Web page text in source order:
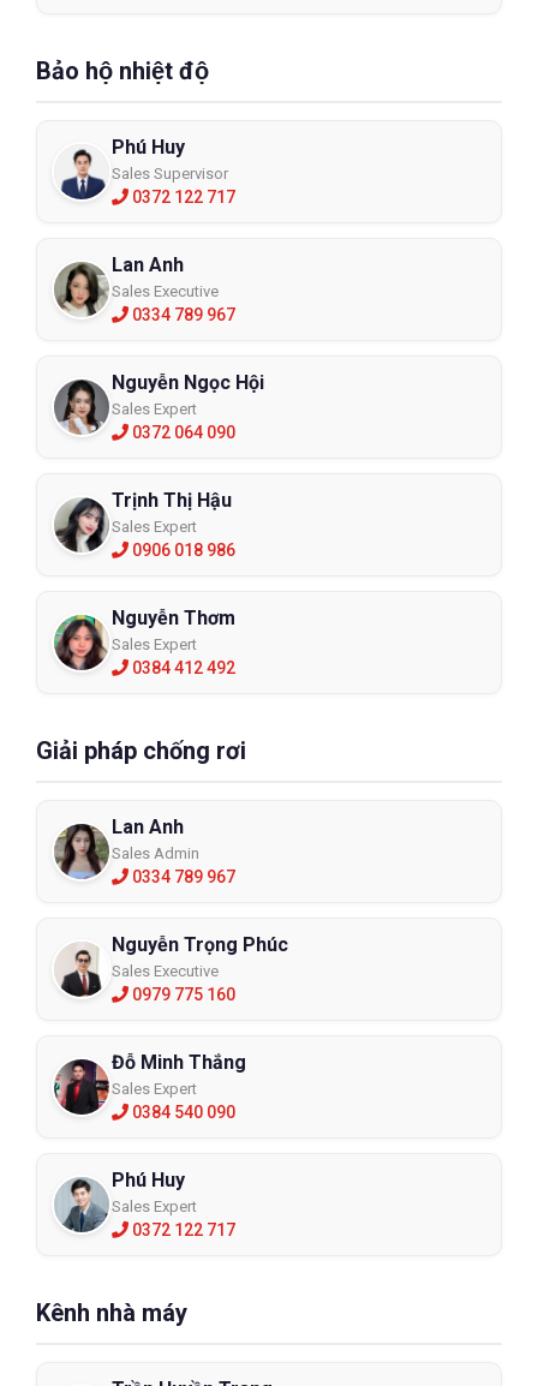
Bảo hộ nhiệt độ
Phú Huy
Sales Supervisor
0372 122 717
Lan Anh
Sales Executive
0334 789 967
Nguyễn Ngọc Hội
Sales Expert
0372 064 090
Trịnh Thị Hậu
Sales Expert
0906 018 986
Nguyễn Thơm
Sales Expert
0384 412 492
Giải pháp chống rơi
Lan Anh
Sales Admin
0334 789 967
Nguyễn Trọng Phúc
Sales Executive
0979 775 160
Đỗ Minh Thắng
Sales Expert
0384 540 090
Phú Huy
Sales Expert
0372 122 717
Kênh nhà máy